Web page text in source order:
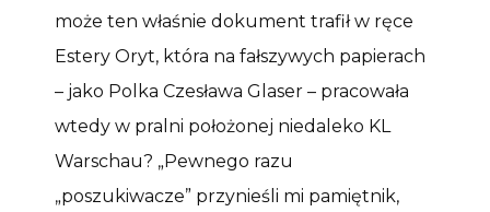
może ten właśnie dokument trafił w ręce
Estery Oryt, która na fałszywych papierach
– jako Polka Czesława Glaser – pracowała
wtedy w pralni położonej niedaleko KL
Warschau? „Pewnego razu
„poszukiwacze” przynieśli mi pamiętnik,